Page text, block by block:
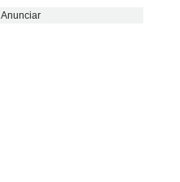
Anunciar